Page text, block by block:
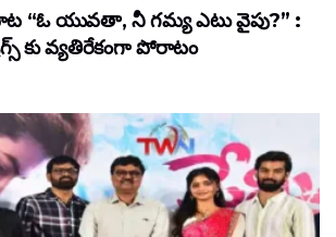
“ఓ యువతా, నీ గమ్య ఎటు వైపు?” :
కు వ్యతిరేకంగా పోరాటం